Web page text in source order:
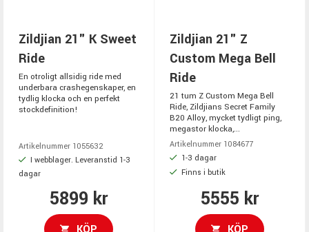
Zildjian 21" K Sweet
Ride
En otroligt allsidig ride med
underbara crashegenskaper, en
tydlig klocka och en perfekt
stockdefinition!
Artikelnummer 1055632
I webblager. Leveranstid 1-3
dagar
5899 kr
Zildjian 21" Z
Custom Mega Bell
Ride
21 tum Z Custom Mega Bell
Ride, Zildjians Secret Family
B20 Alloy, mycket tydligt ping,
megastor klocka,...
Artikelnummer 1084677
1-3 dagar
Finns i butik
5555 kr